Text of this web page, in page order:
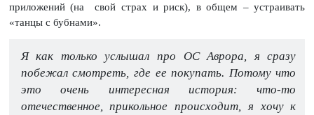
приложений (на свой страх и риск), в общем – устраивать
«танцы с бубнами».
Я как только услышал про ОС Аврора, я сразу
побежал смотреть, где ее покупать. Потому что
это очень интересная история: что-то
отечественное, прикольное происходит, я хочу к